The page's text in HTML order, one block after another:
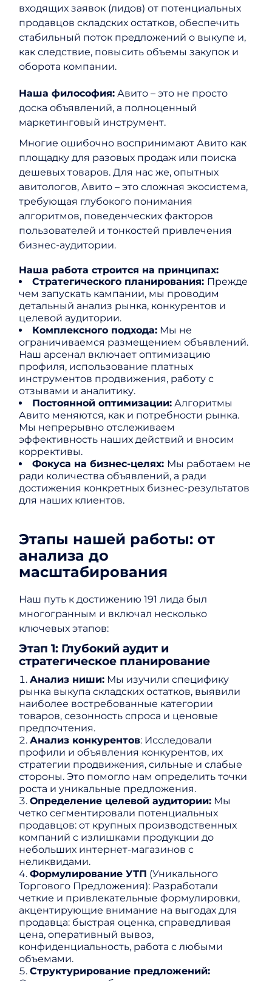
входящих заявок (лидов) от потенциальных
продавцов складских остатков, обеспечить
стабильный поток предложений о выкупе и,
как следствие, повысить объемы закупок и
оборота компании.
Наша философия:Авито – это не просто
доска объявлений, а полноценный
маркетинговый инструмент.
Многие ошибочно воспринимают Авито как
площадку для разовых продаж или поиска
дешевых товаров. Для нас же, опытных
авитологов, Авито – это сложная экосистема,
требующая глубокого понимания
алгоритмов, поведенческих факторов
пользователей и тонкостей привлечения
бизнес-аудитории.
Наша работа строится на принципах:
Стратегического планирования: Прежде
чем запускать кампании, мы проводим
детальный анализ рынка, конкурентов и
целевой аудитории.
Комплексного подхода:Мы не
ограничиваемся размещением объявлений.
Наш арсенал включает оптимизацию
профиля, использование платных
инструментов продвижения, работу с
отзывами и аналитику.
Постоянной оптимизации:Алгоритмы
Авито меняются, как и потребности рынка.
Мы непрерывно отслеживаем
эффективность наших действий и вносим
коррективы.
Фокуса на бизнес-целях: Мы работаем не
ради количества объявлений, а ради
достижения конкретных бизнес-результатов
для наших клиентов.
Этапы нашей работы: от
анализа до
масштабирования
Наш путь к достижению 191 лида был
многогранным и включал несколько
ключевых этапов:
Этап 1: Глубокий аудит и
стратегическое планирование
Анализ ниши:Мы изучили специфику
рынка выкупа складских остатков, выявили
наиболее востребованные категории
товаров, сезонность спроса и ценовые
предпочтения.
Анализ конкурентов: Исследовали
профили и объявления конкурентов, их
стратегии продвижения, сильные и слабые
стороны. Это помогло нам определить точки
роста и уникальные предложения.
Определение целевой аудитории:Мы
четко сегментировали потенциальных
продавцов: от крупных производственных
компаний с излишками продукции до
небольших интернет-магазинов с
неликвидами.
Формулирование УТП (Уникального
Торгового Предложения): Разработали
четкие и привлекательные формулировки,
акцентирующие внимание на выгодах для
продавца: быстрая оценка, справедливая
цена, оперативный вывоз,
конфиденциальность, работа с любыми
объемами.
Структурирование предложений: